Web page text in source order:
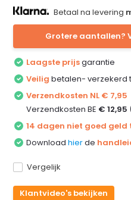
Betaal na levering
Klantvideo's bekijken
Grotere aantallen?
Laagste prijsgarantie
Veilig betalen- verzekerd
Verzendkosten NL € 7,95
Verzendkosten BE € 12,95
14 dagen niet goed geld
Downloadhierde
Vergelijk